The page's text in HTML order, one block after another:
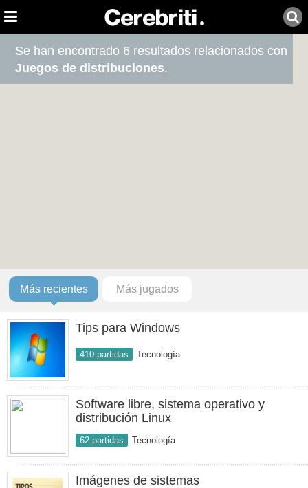
Se han encontrado 6 resultados relacionados con
Juegos de distribuciones.
Más recientes Más jugados
Tips para Windows
410 partidas Tecnología
Software libre, sistema operativo y
distribución Linux
62 partidas Tecnología
Imágenes de sistemas